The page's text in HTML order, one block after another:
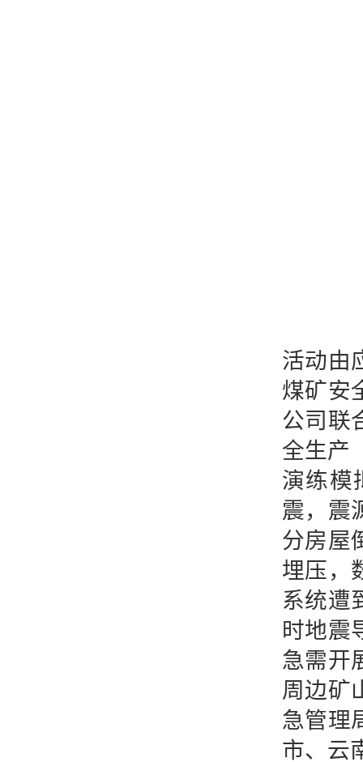
活动由
煤矿安
公司联
全生产
演练模
震，震
分房屋
埋压，
系统遭
时地震
急需开
周边矿
急管理
市、云